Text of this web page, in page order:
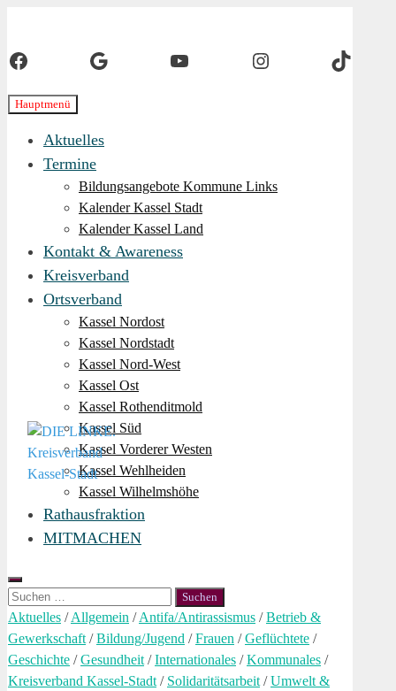
Inhalt
DIE LINKE.
Kreisverband
Kassel-Stadt
Die Linke in Stadt-Kassel
Facebook Google YouTube InstagramTikTok
Hauptmenü
Aktuelles
Termine
Bildungsangebote Kommune Links
Kalender Kassel Stadt
Kalender Kassel Land
Kontakt & Awareness
Kreisverband
Ortsverband
Kassel Nordost
Kassel Nordstadt
Kassel Nord-West
Kassel Ost
Kassel Rothenditmold
Kassel Süd
Kassel Vorderer Westen
Kassel Wehlheiden
Kassel Wilhelmshöhe
Rathausfraktion
MITMACHEN
Suchen
nach:
Aktuelles /Allgemein /Antifa/Antirassismus /Betrieb &
Gewerkschaft /Bildung/Jugend /Frauen /Geflüchtete /
Geschichte /Gesundheit /Internationales /Kommunales /
Kreisverband Kassel-Stadt / Solidaritätsarbeit /Umwelt &